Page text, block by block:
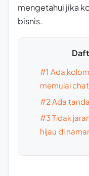
mengetahui jika
bisnis.
#1 Ada
memulai chat
#2 Ada
#3 Tidak
hijau di